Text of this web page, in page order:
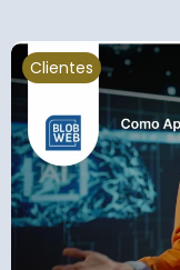
Clientes